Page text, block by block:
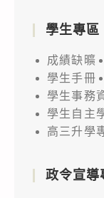
學生專區
成績缺曠
學生手冊
學生事務
學生自主
高三升學
政令宣導